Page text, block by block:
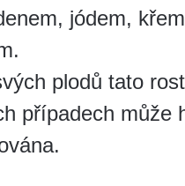
jódem,
plodů tato
případech může